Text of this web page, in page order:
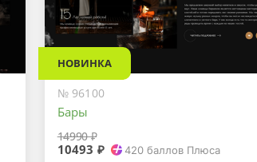
НОВИНКА
№ 96100
Бары
14990 ₽
10493 ₽ 420 баллов Плюса